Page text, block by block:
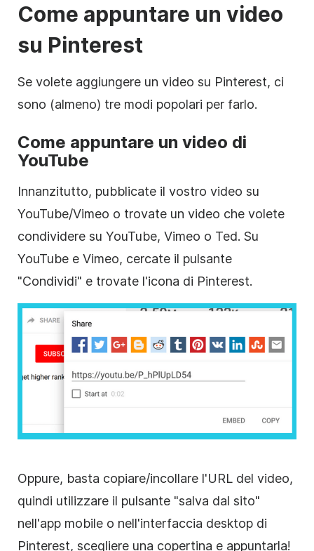
Come appuntare un video
su Pinterest
Se volete aggiungere un video su Pinterest, ci
sono (almeno) tre modi popolari per farlo.
Come appuntare un video di
YouTube
Innanzitutto, pubblicate il vostro video su
YouTube/Vimeo o trovate un video che volete
condividere su YouTube, Vimeo o Ted. Su
YouTube e Vimeo, cercate il pulsante
"Condividi" e trovate l'icona di Pinterest.
Oppure, basta copiare/incollare l'URL del video,
quindi utilizzare il pulsante "salva dal sito"
nell'app mobile o nell'interfaccia desktop di
Pinterest, scegliere una copertina e appuntarla!